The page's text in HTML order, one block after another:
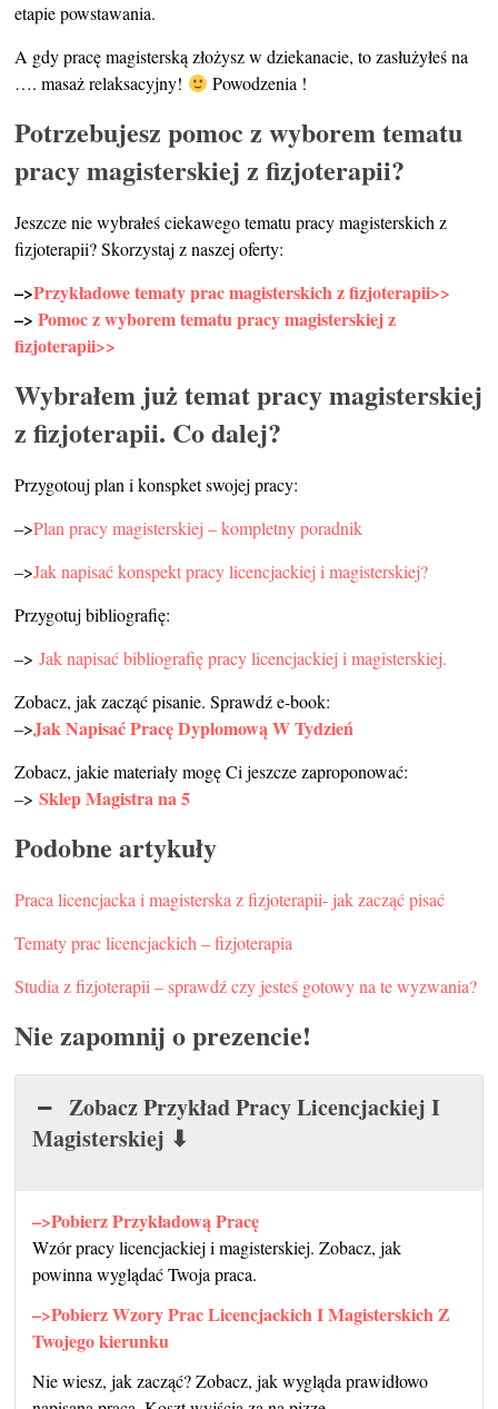
etapie powstawania.
A gdy pracę magisterską złożysz w dziekanacie, to zasłużyłeś na
…. masaż relaksacyjny!
Powodzenia !
Potrzebujesz pomoc z wyborem tematu
pracy magisterskiej z fizjoterapii?
Jeszcze nie wybrałeś ciekawego tematu pracy magisterskich z
fizjoterapii? Skorzystaj z naszej oferty:
–>Przykładowe tematy prac magisterskich z fizjoterapii>>
–>Pomoc z wyborem tematu pracy magisterskiej z
fizjoterapii>>
Wybrałem już temat pracy magisterskiej
z fizjoterapii. Co dalej?
Przygotouj plan i konspket swojej pracy:
–>Plan pracy magisterskiej – kompletny poradnik
–>Jak napisać konspekt pracy licencjackiej i magisterskiej?
Przygotuj bibliografię:
–>Jak napisać bibliografię pracy licencjackiej i magisterskiej.
Zobacz, jak zacząć pisanie. Sprawdź e-book:
–>Jak Napisać Pracę Dyplomową W Tydzień
Zobacz, jakie materiały mogę Ci jeszcze zaproponować:
–>Sklep Magistra na 5
Podobne artykuły
Praca licencjacka i magisterska z fizjoterapii- jak zacząć pisać
Tematy prac licencjackich – fizjoterapia
Studia z fizjoterapii – sprawdź czy jesteś gotowy na te wyzwania?
Nie zapomnij o prezencie!
Zobacz Przykład Pracy Licencjackiej I
Magisterskiej ⬇
–>Pobierz Przykładową Pracę
Wzór pracy licencjackiej i magisterskiej. Zobacz, jak
powinna wyglądać Twoja praca.
–>Pobierz Wzory Prac Licencjackich I Magisterskich Z
Twojego kierunku
Nie wiesz, jak zacząć? Zobacz, jak wygląda prawidłowo